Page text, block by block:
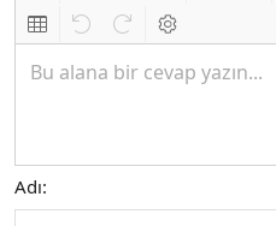
Biçimlendirmeyi kaldır
Kalın Yatık Altını çiz
Insert table
Geri alileri alBB kodunu
Bu alana bir cevap yazın...
Adı